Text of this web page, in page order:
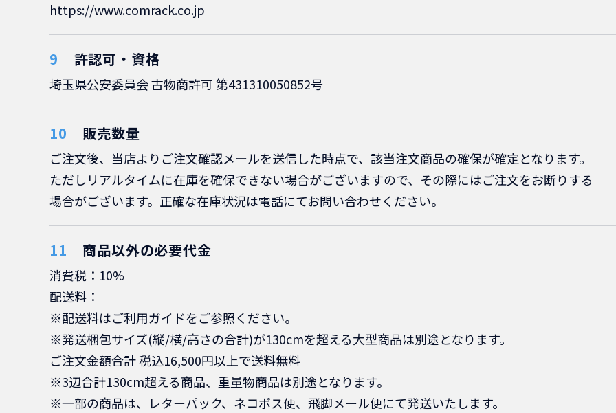
https://www.comrack.co.jp
許認可・資格
埼玉県公安委員会 古物商許可 第431310050852号
販売数量
ご注文後、当店よりご注文確認メールを送信した時点で、該当注文商品の確保が確定となります。
ただしリアルタイムに在庫を確保できない場合がございますので、その際にはご注文をお断りする
場合がございます。正確な在庫状況は電話にてお問い合わせください。
商品以外の必要代金
消費税：10%
配送料：
※配送料はご利用ガイドをご参照ください。
※発送梱包サイズ(縦/横/高さの合計)が130cmを超える大型商品は別途となります。
ご注文金額合計 税込16,500円以上で送料無料
※3辺合計130cm超える商品、重量物商品は別途となります。
※一部の商品は、レターパック、ネコポス便、飛脚メール便にて発送いたします。